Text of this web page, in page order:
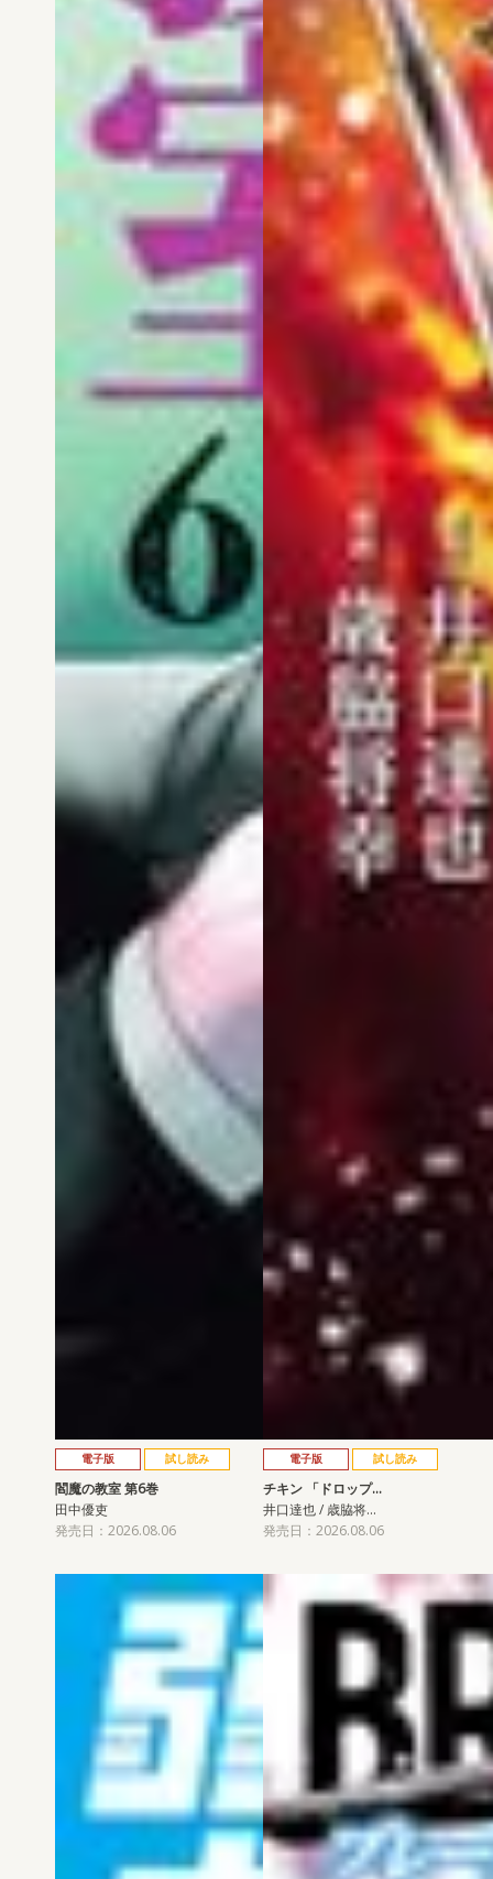
電子版 試し読み
閻魔の教室 第6巻
田中優吏
発売日：2026.08.06
電子版 試し読み
チキン 「ドロップ…
井口達也 / 歳脇将…
発売日：2026.08.06